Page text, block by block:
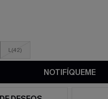
L(42)
NOTIFÍQUEME